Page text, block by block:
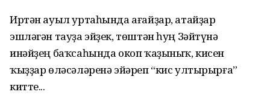
Иртән ауыл уртаһында ағайҙар, атайҙар
эшләгән тауҙа эйҙек, төштән һуң Зәйтүнә
инәйҙең баҡсаһында окоп ҡаҙыныҡ, кисен
ҡыҙҙар өләсәләренә эйәреп “кис ултырырға”
китте...